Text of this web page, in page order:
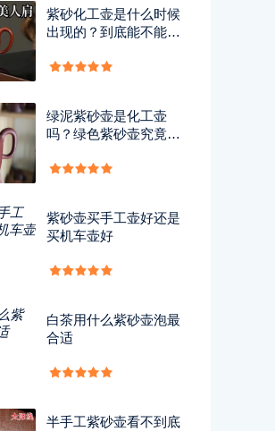
紫砂化工壶是什么时候
出现的？到底能不能
绿泥紫砂壶是化工壶
吗？绿色紫砂壶究竟有
紫砂壶买手工壶好还是
买机车壶好
白茶用什么紫砂壶泡最
合适
半手工紫砂壶看不到底